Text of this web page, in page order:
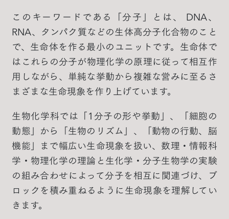
このキーワードである「分子」とは、 DNA、
RNA、タンパク質などの生体高分子化合物のこと
で、生命体を作る最小のユニットです。生命体で
はこれらの分子が物理化学の原理に従って相互作
用しながら、単純な挙動から複雑な営みに至るさ
まざまな生命現象を作り上げています。
生物化学科では「1分子の形や挙動」、「細胞の
動態」から「生物のリズム」、「動物の行動、脳
機能」まで幅広い生命現象を扱い、数理・情報科
学・物理化学の理論と生化学・分子生物学の実験
の組み合わせによって分子を相互に関連づけ、ブ
ロックを積み重ねるように生命現象を理解してい
きます。